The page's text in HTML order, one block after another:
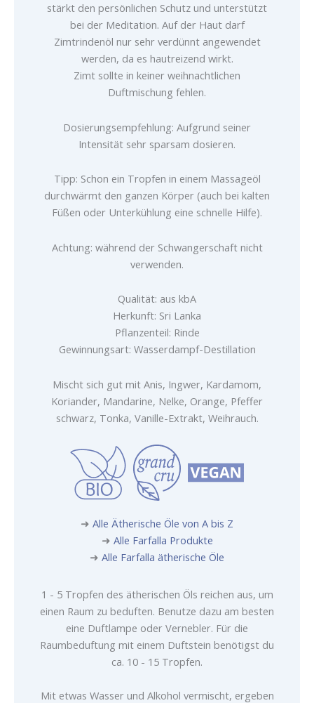
stärkt den persönlichen Schutz und unterstützt
bei der Meditation. Auf der Haut darf
Zimtrindenöl nur sehr verdünnt angewendet
werden, da es hautreizend wirkt.
Zimt sollte in keiner weihnachtlichen
Duftmischung fehlen.
Dosierungsempfehlung: Aufgrund seiner
Intensität sehr sparsam dosieren.
Tipp: Schon ein Tropfen in einem Massageöl
durchwärmt den ganzen Körper (auch bei kalten
Füßen oder Unterkühlung eine schnelle Hilfe).
Achtung: während der Schwangerschaft nicht
verwenden.
Qualität: aus kbA
Herkunft: Sri Lanka
Pflanzenteil: Rinde
Gewinnungsart: Wasserdampf-Destillation
Mischt sich gut mit Anis, Ingwer, Kardamom,
Koriander, Mandarine, Nelke, Orange, Pfeffer
schwarz, Tonka, Vanille-Extrakt, Weihrauch.
➜ Alle Ätherische Öle von A bis Z
➜ Alle Farfalla Produkte
➜ Alle Farfalla ätherische Öle
1 - 5 Tropfen des ätherischen Öls reichen aus, um
einen Raum zu beduften. Benutze dazu am besten
eine Duftlampe oder Vernebler. Für die
Raumbeduftung mit einem Duftstein benötigst du
ca. 10 - 15 Tropfen.
Mit etwas Wasser und Alkohol vermischt, ergeben